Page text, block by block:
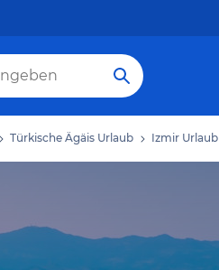
Türkische Ägäis Urlaub Izmir Urlaub